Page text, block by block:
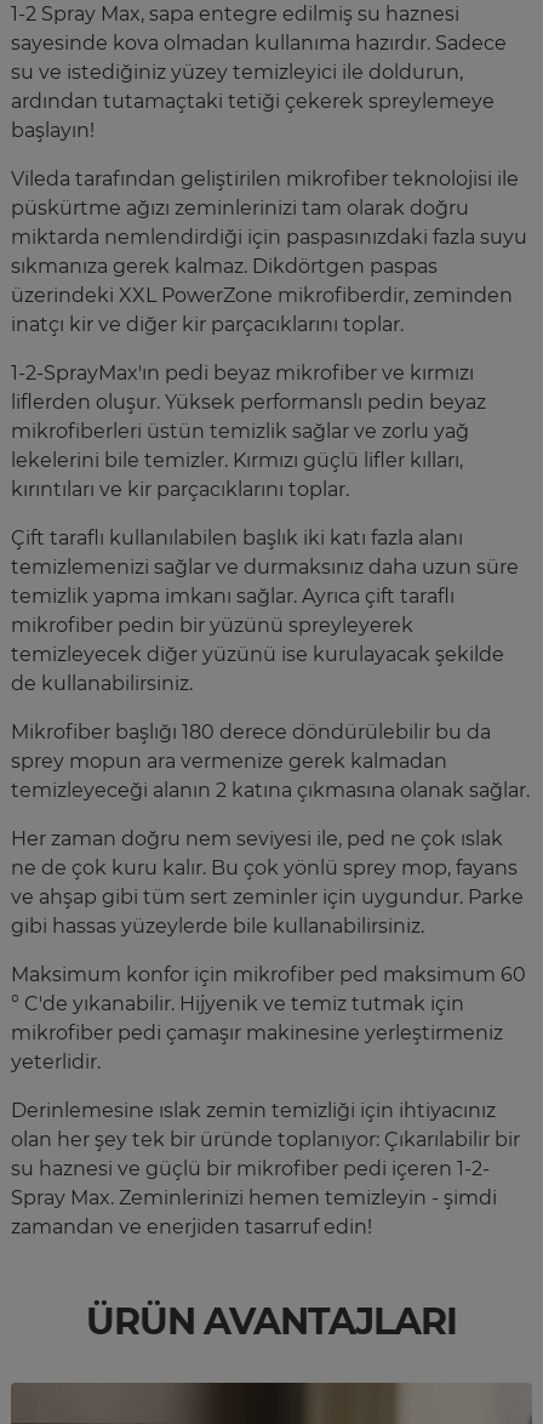
1-2 Spray Max, sapa entegre edilmiş su haznesi
sayesinde kova olmadan kullanıma hazırdır. Sadece
su ve istediğiniz yüzey temizleyici ile doldurun,
ardından tutamaçtaki tetiği çekerek spreylemeye
başlayın!
Vileda tarafından geliştirilen mikrofiber teknolojisi ile
püskürtme ağızı zeminlerinizi tam olarak doğru
miktarda nemlendirdiği için paspasınızdaki fazla suyu
sıkmanıza gerek kalmaz. Dikdörtgen paspas
üzerindeki XXL PowerZone mikrofiberdir, zeminden
inatçı kir ve diğer kir parçacıklarını toplar.
1-2-SprayMax'ın pedi beyaz mikrofiber ve kırmızı
liflerden oluşur. Yüksek performanslı pedin beyaz
mikrofiberleri üstün temizlik sağlar ve zorlu yağ
lekelerini bile temizler. Kırmızı güçlü lifler kılları,
kırıntıları ve kir parçacıklarını toplar.
Çift taraflı kullanılabilen başlık iki katı fazla alanı
temizlemenizi sağlar ve durmaksınız daha uzun süre
temizlik yapma imkanı sağlar. Ayrıca çift taraflı
mikrofiber pedin bir yüzünü spreyleyerek
temizleyecek diğer yüzünü ise kurulayacak şekilde
de kullanabilirsiniz.
Mikrofiber başlığı 180 derece döndürülebilir bu da
sprey mopun ara vermenize gerek kalmadan
temizleyeceği alanın 2 katına çıkmasına olanak sağlar.
Her zaman doğru nem seviyesi ile, ped ne çok ıslak
ne de çok kuru kalır. Bu çok yönlü sprey mop, fayans
ve ahşap gibi tüm sert zeminler için uygundur. Parke
gibi hassas yüzeylerde bile kullanabilirsiniz.
Maksimum konfor için mikrofiber ped maksimum 60
° C'de yıkanabilir. Hijyenik ve temiz tutmak için
mikrofiber pedi çamaşır makinesine yerleştirmeniz
yeterlidir.
Derinlemesine ıslak zemin temizliği için ihtiyacınız
olan her şey tek bir üründe toplanıyor: Çıkarılabilir bir
su haznesi ve güçlü bir mikrofiber pedi içeren 1-2-
Spray Max. Zeminlerinizi hemen temizleyin - şimdi
zamandan ve enerjiden tasarruf edin!
ÜRÜN AVANTAJLARI